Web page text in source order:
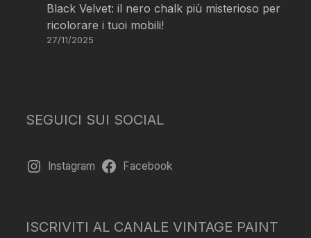
Black Velvet: il nero chalk più misterioso per
ricolorare i tuoi mobili!
27/11/2025
SEGUICI SUI SOCIAL
Instagram Facebook
ISCRIVITI AL CANALE VINTAGE PAINT